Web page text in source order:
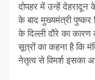
दोपहर में उन्हें देहरादून
के बाद मुख्यमंत्री पुष्कर
के दिल्ली दौरे का
सूत्रों का कहना है कि
नेतृत्व से विमर्श इसका